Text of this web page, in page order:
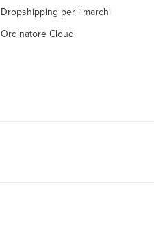
Dropshipping per i marchi
Ordinatore Cloud